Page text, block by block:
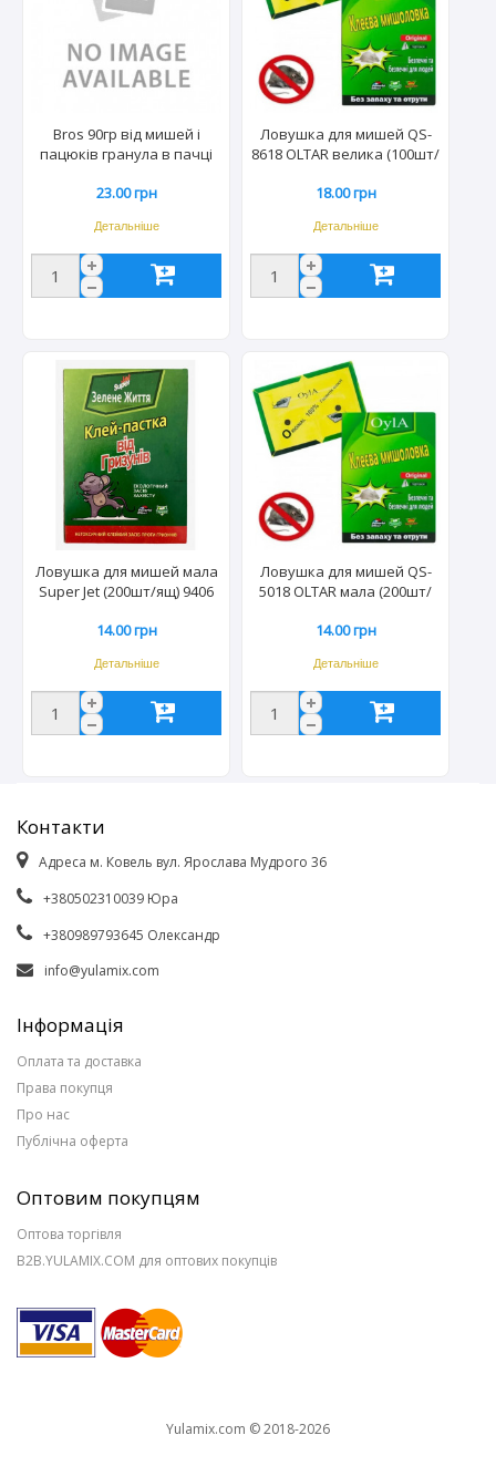
Bros 90гр від мишей і
пацюків гранула в пачці
23.00 грн
Детальніше
Ловушка для мишей QS-
8618 OLTAR велика (100шт/
18.00 грн
Детальніше
Ловушка для мишей мала
Super Jet (200шт/ящ) 9406
14.00 грн
Детальніше
Ловушка для мишей QS-
5018 OLTAR мала (200шт/
14.00 грн
Детальніше
Контакти
Адреса м. Ковель вул. Ярослава Мудрого 36
+380502310039 Юра
+380989793645 Олександр
info@yulamix.com
Інформація
Оплата та доставка
Права покупця
Про нас
Публічна оферта
Оптовим покупцям
Оптова торгівля
B2B.YULAMIX.COM для оптових покупців
Yulamix.com © 2018-2026